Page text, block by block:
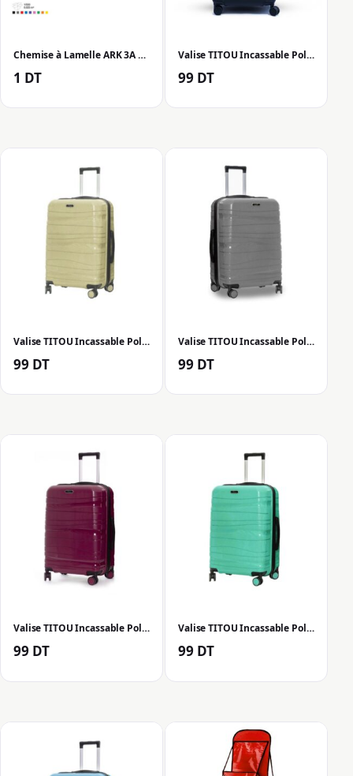
Chemise à Lamelle ARK 3A 2056 – Bleu
1 DT
Valise TITOU Incassable Polypropylene Moyenne 70 cm – Noir Mat
99 DT
Valise TITOU Incassable Polypropylene Moyenne 70 cm – Beige Mat
99 DT
Valise TITOU Incassable Polypropylene Moyenne 70 cm – Gris Mat
99 DT
Valise TITOU Incassable Polypropylene Moyenne 70 cm – Rouge Bordeaux Mat
99 DT
Valise TITOU Incassable Polypropylene Moyenne 70 cm – Vert D’eau Mat
99 DT